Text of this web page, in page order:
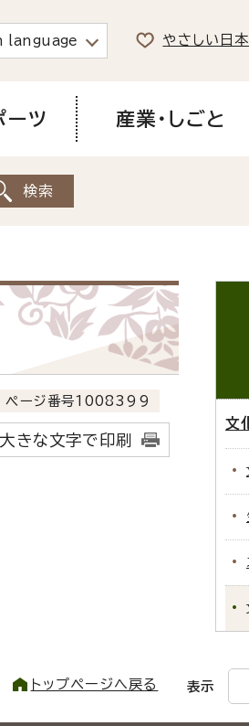
language やさしい日
ーツ 産業・しごと
ページ番号1008399
大きな文字で印刷
文
トップページへ戻る 表示